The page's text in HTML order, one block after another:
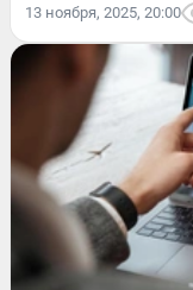
13 ноября, 2025, 20:00